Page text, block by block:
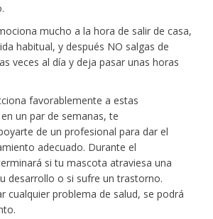
mucho a la hora de salir de casa,
habitual, y después NO salgas de
veces al día y deja pasar unas horas
favorablemente a estas
un par de semanas, te
de un profesional para dar el
adecuado. Durante el
si tu mascota atraviesa una
desarrollo o si sufre un trastorno.
cualquier problema de salud, se podrá